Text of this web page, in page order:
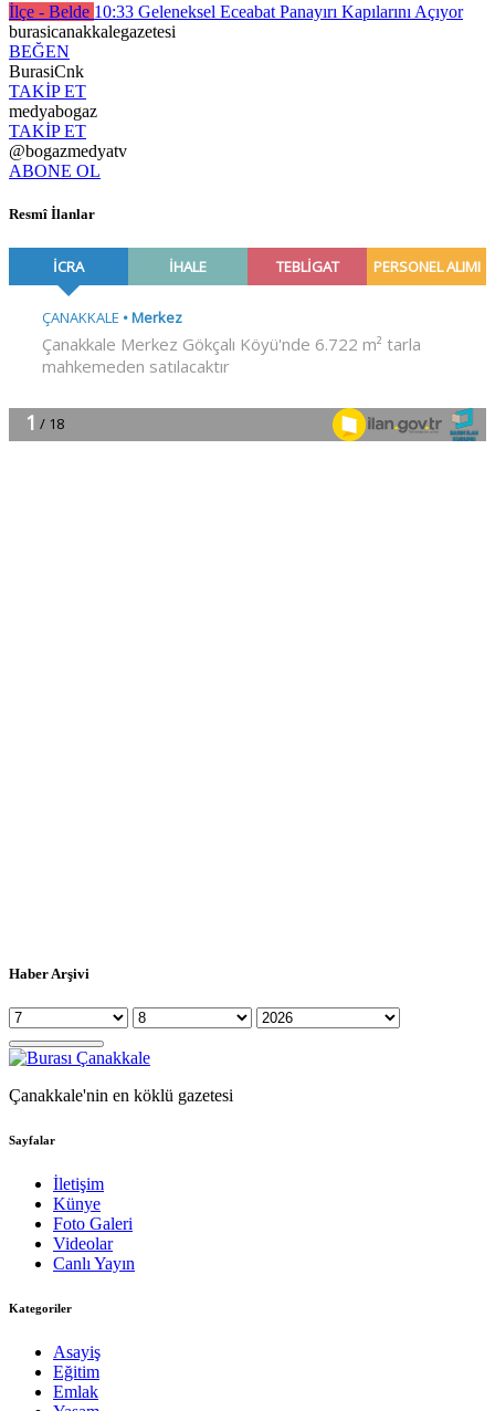
İlçe - Belde 10:33 Geleneksel Eceabat Panayırı Kapılarını Açıyor
burasicanakkalegazetesi
BEĞEN
BurasiCnk
TAKİP ET
medyabogaz
TAKİP ET
@bogazmedyatv
ABONE OL
Resmî İlanlar
Haber Arşivi
Çanakkale'nin en köklü gazetesi
Sayfalar
İletişim
Künye
Foto Galeri
Videolar
Canlı Yayın
Kategoriler
Asayiş
Eğitim
Emlak